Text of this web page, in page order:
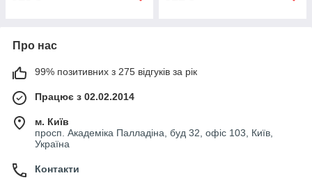
Про нас
99% позитивних з 275 відгуків за рік
Працює з 02.02.2014
м. Київ
просп. Академіка Палладіна, буд 32, офіс 103, Київ,
Україна
Контакти